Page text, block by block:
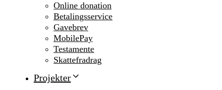
Online donation
Betalingsservice
Gavebrev
MobilePay
Testamente
Skattefradrag
Projekter